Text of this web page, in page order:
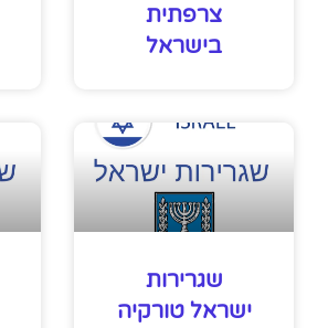
צרפתית
בישראל
שגרירות
ישראל טורקיה